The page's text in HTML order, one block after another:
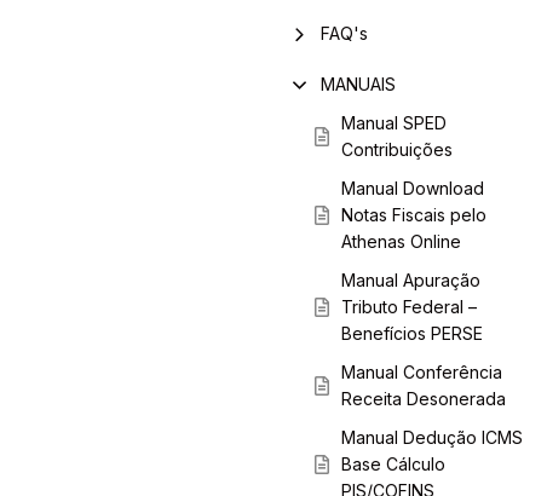
FAQ's
MANUAIS
Manual SPED
Contribuições
Manual Download
Notas Fiscais pelo
Athenas Online
Manual Apuração
Tributo Federal –
Benefícios PERSE
Manual Conferência
Receita Desonerada
Manual Dedução ICMS
Base Cálculo
PIS/COFINS